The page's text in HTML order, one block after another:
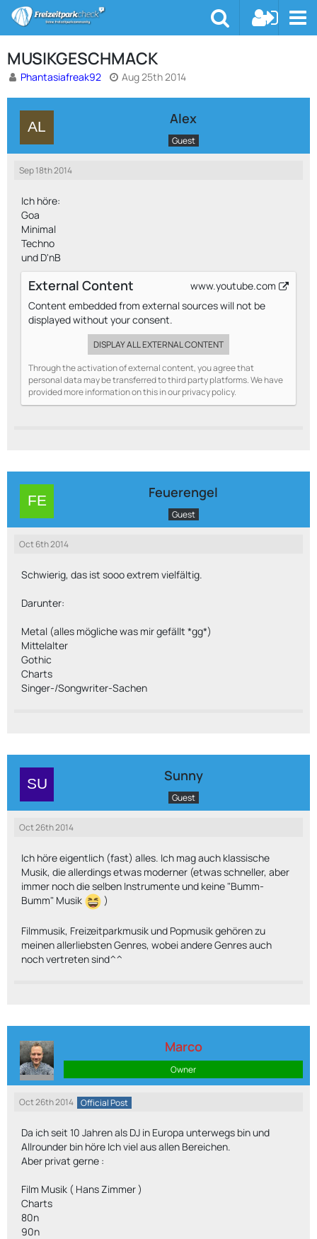
MUSIKGESCHMACK
Phantasiafreak92 Aug 25th 2014
Alex
Guest
Sep 18th 2014
Ich höre:
Goa
Minimal
Techno
und D'nB
External Content
www.youtube.com
Content embedded from external sources will not be
displayed without your consent.
DISPLAY ALL EXTERNAL CONTENT
Through the activation of external content, you agree that
personal data may be transferred to third party platforms. We have
provided more information on this in our privacy policy.
Feuerengel
Guest
Oct 6th 2014
Schwierig, das ist sooo extrem vielfältig.
Darunter:
Metal (alles mögliche was mir gefällt *gg*)
Mittelalter
Gothic
Charts
Singer-/Songwriter-Sachen
Sunny
Guest
Oct 26th 2014
Ich höre eigentlich (fast) alles. Ich mag auch klassische
Musik, die allerdings etwas moderner (etwas schneller, aber
immer noch die selben Instrumente und keine "Bumm-
Bumm" Musik
)
Filmmusik, Freizeitparkmusik und Popmusik gehören zu
meinen allerliebsten Genres, wobei andere Genres auch
noch vertreten sind^^
Marco
Owner
Oct 26th 2014 Official Post
Da ich seit 10 Jahren als DJ in Europa unterwegs bin und
Allrounder bin höre Ich viel aus allen Bereichen.
Aber privat gerne :
Film Musik ( Hans Zimmer )
Charts
80n
90n